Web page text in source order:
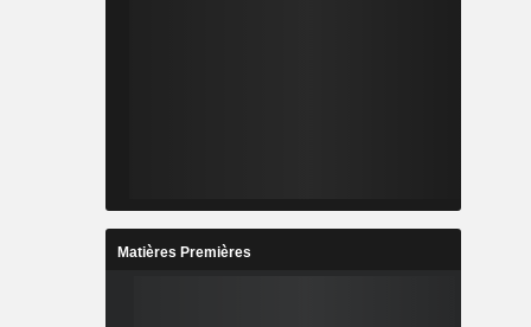
Matières Premières